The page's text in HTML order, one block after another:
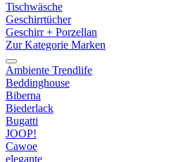
Tischwäsche
Geschirrtücher
Geschirr + Porzellan
Zur Kategorie Marken
Ambiente Trendlife
Beddinghouse
Biberna
Biederlack
Bugatti
JOOP!
Cawoe
elegante